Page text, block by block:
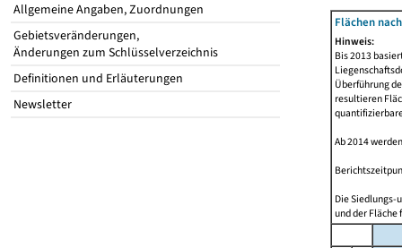
Allgemeine Angaben, Zuordnungen
Gebietsveränderungen,
Änderungen zum Schlüsselverzeichnis
Definitionen und Erläuterungen
Newsletter
Flächen
Hinweis:
Bis 2013
Überführung
resultieren
Ab 2014
Die Siedlungs-
und der Fläche